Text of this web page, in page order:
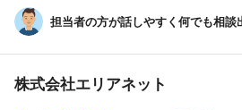
担当者の方が話しやすく何でも相談
株式会社エリアネット